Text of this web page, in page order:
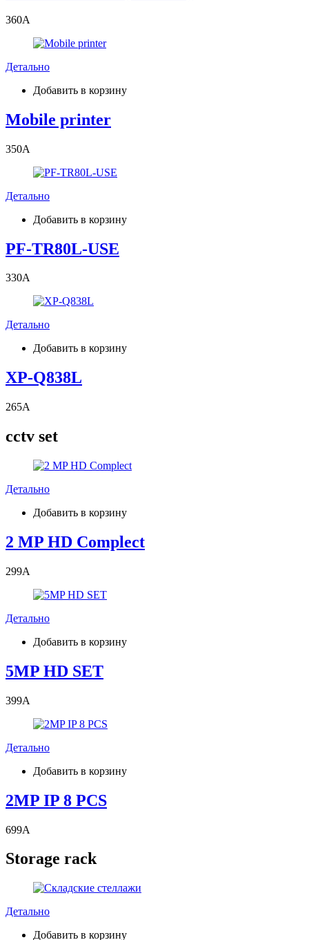
360A
Детально
Добавить в корзину
Mobile printer
350A
Детально
Добавить в корзину
PF-TR80L-USE
330A
Детально
Добавить в корзину
XP-Q838L
265A
cctv set
Детально
Добавить в корзину
2 MP HD Complect
299A
Детально
Добавить в корзину
5MP HD SET
399A
Детально
Добавить в корзину
2MP IP 8 PCS
699A
Storage rack
Детально
Добавить в корзину